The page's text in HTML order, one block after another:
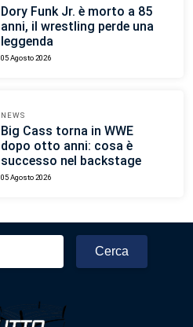
Dory Funk Jr. è morto a 85
anni, il wrestling perde una
leggenda
05 Agosto 2026
NEWS
Big Cass torna in WWE
dopo otto anni: cosa è
successo nel backstage
05 Agosto 2026